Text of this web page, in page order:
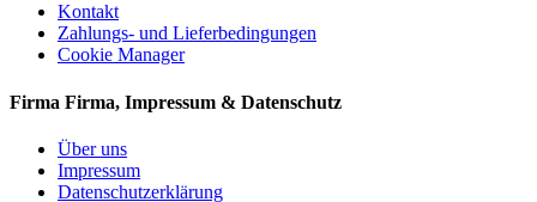
Kontakt
Zahlungs- und Lieferbedingungen
Cookie Manager
Firma Firma, Impressum & Datenschutz
Über uns
Impressum
Datenschutzerklärung